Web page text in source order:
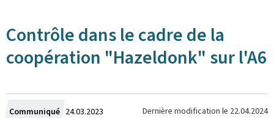
Contrôle dans le cadre de la
coopération "Hazeldonk" sur l'A6
Communiqué Crée
24.03.2023 Dernière modification le 22.04.2024